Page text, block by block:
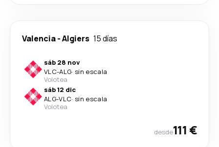
Valencia-Algiers 15 días
sáb 28 nov
VLC-ALG· sin escala
Volotea
sáb 12 dic
ALG-VLC· sin escala
Volotea
desde111 €